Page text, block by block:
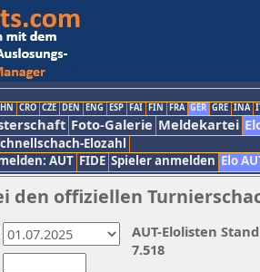
CRO CZE DEN ENG ESP FAI FIN FRA GER GRE INA
Foto-Galerie Meldekartei
Elozahl
AUT FIDE Spieler anmelden Elo
den offiziellen
AUT-Elolisten
7.518